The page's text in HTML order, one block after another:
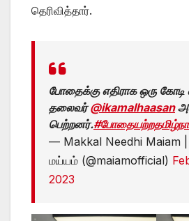
தெரிவித்தார்.
போதைக்கு எதிராக ஒரு
தலைவர்@ikamalhaasan
பெற்றனர்.
— Makkal Needhi Maiam
மய்யம் (@maiamofficial)
2023